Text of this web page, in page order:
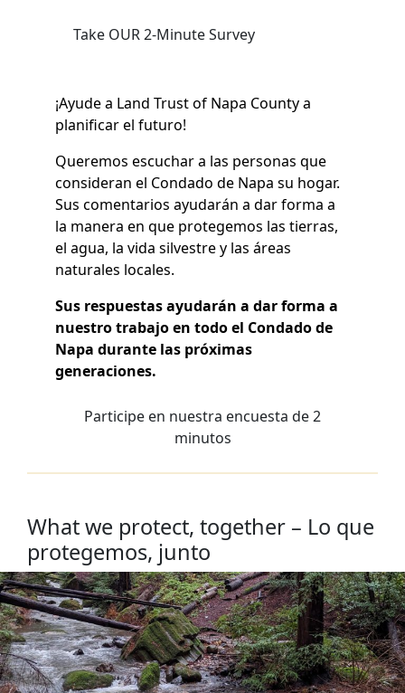
Take OUR 2-Minute Survey
¡Ayude a Land Trust of Napa County a
planificar el futuro!
Queremos escuchar a las personas que
consideran el Condado de Napa su hogar.
Sus comentarios ayudarán a dar forma a
la manera en que protegemos las tierras,
el agua, la vida silvestre y las áreas
naturales locales.
Sus respuestas ayudarán a dar forma a
nuestro trabajo en todo el Condado de
Napa durante las próximas
generaciones.
Participe en nuestra encuesta de 2
minutos
What we protect, together – Lo que
protegemos, junto
Working